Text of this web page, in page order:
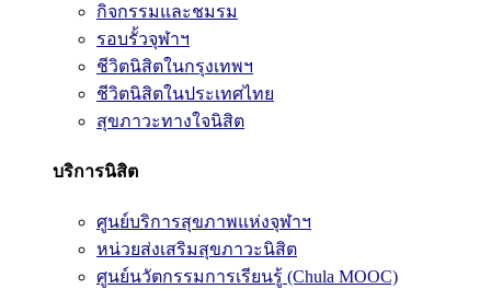
กิจกรรมและชมรม
รอบรั้วจุฬาฯ
ชีวิตนิสิตในกรุงเทพฯ
ชีวิตนิสิตในประเทศไทย
สุขภาวะทางใจนิสิต
บริการนิสิต
ศูนย์บริการสุขภาพแห่งจุฬาฯ
หน่วยส่งเสริมสุขภาวะนิสิต
ศูนย์นวัตกรรมการเรียนรู้ (Chula MOOC)